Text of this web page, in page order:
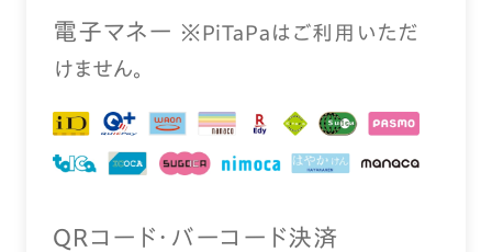
電⼦マネー ※PiTaPaはご利⽤いただ
けません。
QRコード・バーコード決済